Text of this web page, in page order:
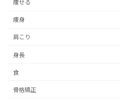
痩せる
痩身
肩こり
身長
食
骨格矯正